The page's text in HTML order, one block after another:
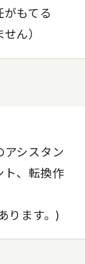
もてる
ん）
アシスタン
ト、転換作
ります。)​